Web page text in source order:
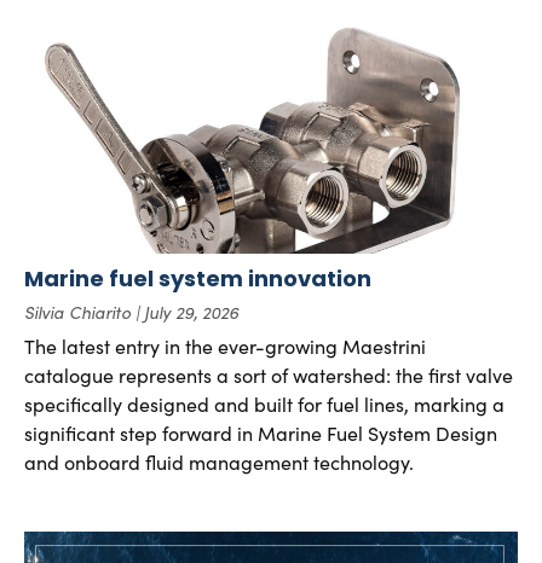
Marine fuel system innovation
Silvia Chiarito July 29, 2026
The latest entry in the ever-growing Maestrini
catalogue represents a sort of watershed: the first valve
specifically designed and built for fuel lines, marking a
significant step forward in Marine Fuel System Design
and onboard fluid management technology.